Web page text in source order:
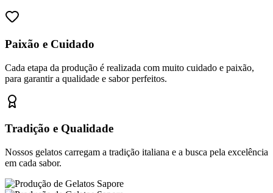
Paixão e Cuidado
Cada etapa da produção é realizada com muito cuidado e paixão,
para garantir a qualidade e sabor perfeitos.
Tradição e Qualidade
Nossos gelatos carregam a tradição italiana e a busca pela excelência
em cada sabor.